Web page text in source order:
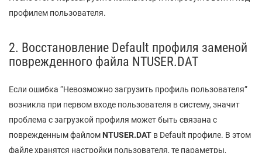
профилем пользователя.
2. Восстановление Default профиля заменой
поврежденного файла NTUSER.DAT
Если ошибка “Невозможно загрузить профиль пользователя”
возникла при первом входе пользователя в систему, значит
проблема с загрузкой профиля может быть связана с
поврежденным файлом NTUSER.DAT в Default профиле. В этом
файле хранятся настройки пользователя, те параметры,